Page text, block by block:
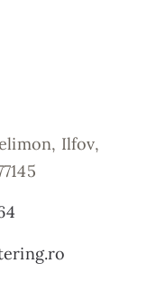
Ilfov,